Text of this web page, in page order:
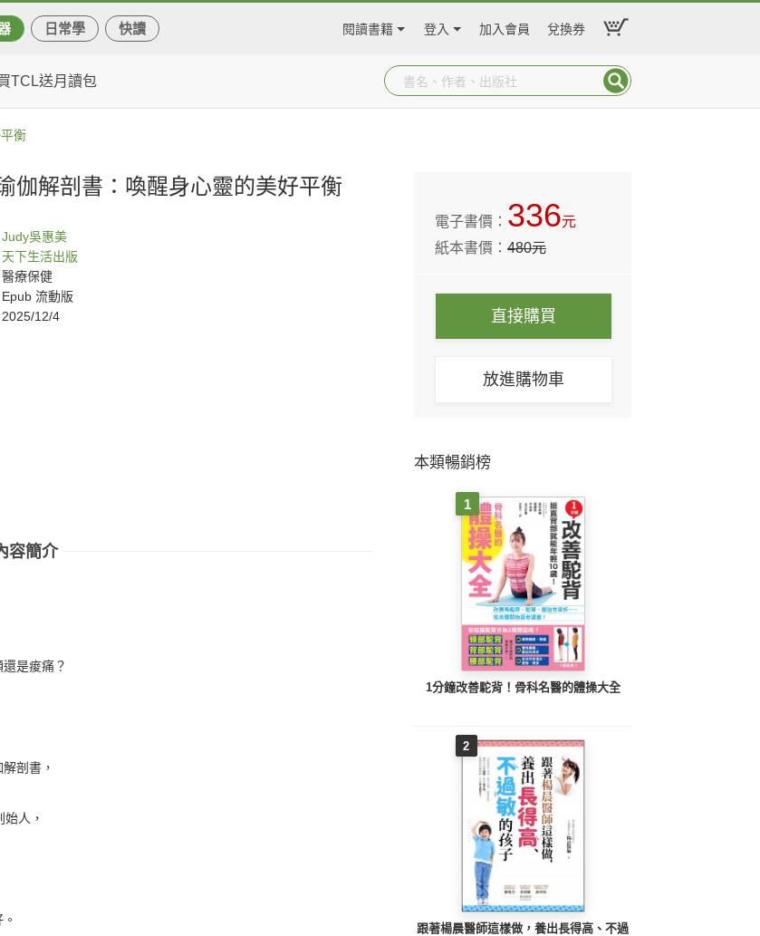
日常學 快讀 閱讀書籍 登入 加入會員 兌換券
TCL送月讀包
衡
伽解剖書：喚醒身心靈的美好平衡
Judy吳惠美
天下生活出版
醫療保健
Epub 流動版
2025/12/4
容簡介
是痠痛？
剖書，
人，
電子書價： 336元
紙本書價：480元
直接購買
放進購物車
本類暢銷榜
1
1分鐘改善駝背！骨科名醫的體操大全
2
跟著楊晨醫師這樣做，養出長得高、不過